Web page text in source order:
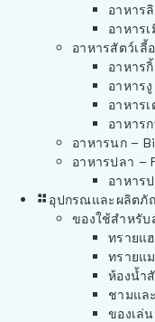
อาหาร
อาหาร
อาหารสัตว์เลี้
อาหาร
อาหาร
อาหาร
อาหาร
อาหารนก –
อาหารปลา –
อาหาร
อุปกรณและผลิตภั
ของใช้สำหรับ
ทรายแ
ทรายแ
ห้องน้ำ
ชามแล
ของเล่